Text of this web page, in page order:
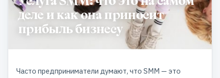
деле и как она приносит
прибыль бизнесу
Часто предприниматели думают, что SMM — это